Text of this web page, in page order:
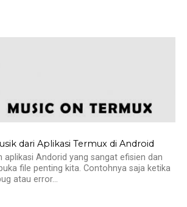
dari Aplikasi Termux di Android
aplikasi Andorid yang sangat efisien dan
file penting kita. Contohnya saja ketika
atau error...